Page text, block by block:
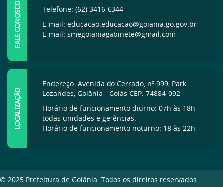
FALE CONOSCO
Telefone: (62) 3416-6344
E-mail: educacao.educacao@goiania.go.gov.br
E-mail: smegoianiagabinete@gmail.com
LOCALIZAÇÃO
Endereço: Avenida do Cerrado, nº 999, Park
Lozandes, Goiânia - Goiás CEP: 74884-092
Horário de funcionamento diurno: 07h às 18h
todas unidades e gerências.
Horário de funcionamento noturno: 18 às 22h
© 2025 Prefeitura de Goiânia. Todos os direitos reservados.